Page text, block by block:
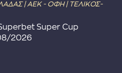
| ΑΕΚ - ΟΦΗ | ΤΕΛΙΚΟΣ-
Super Cup
2026